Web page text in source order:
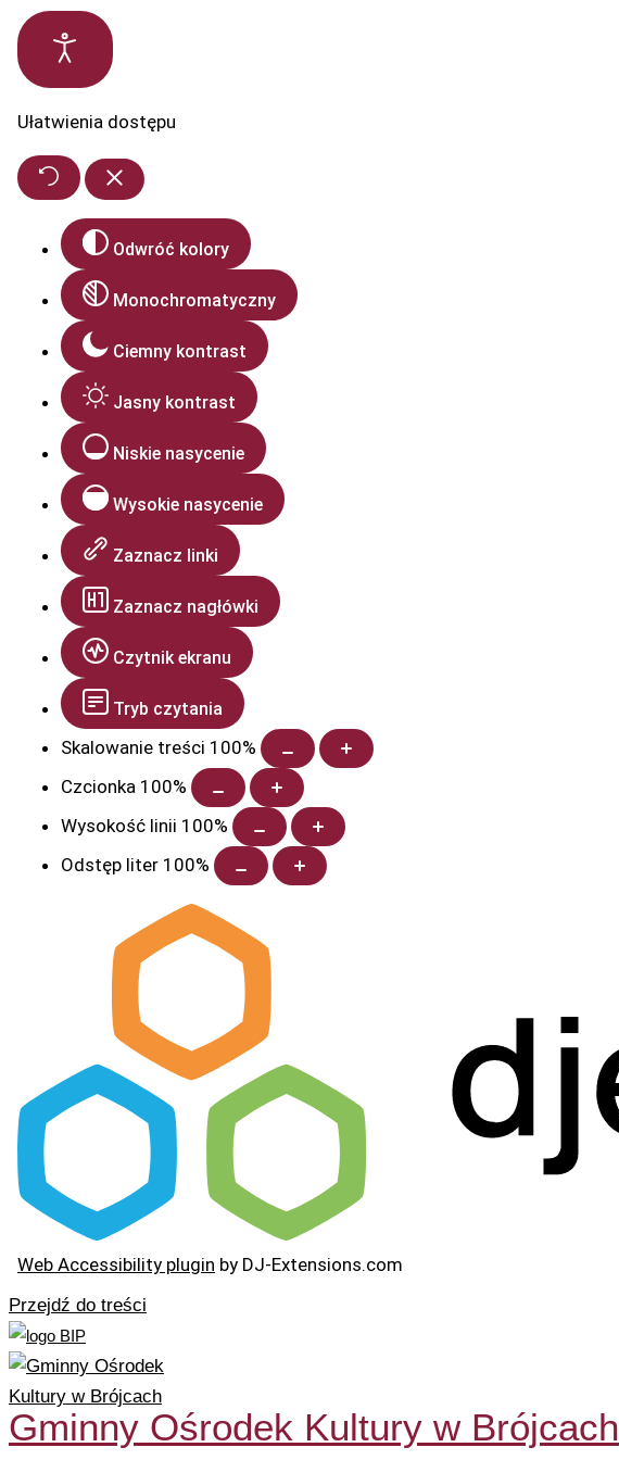
Ułatwienia dostępu
Odwróć kolory
Monochromatyczny
Ciemny kontrast
Jasny kontrast
Niskie nasycenie
Wysokie nasycenie
Zaznacz linki
Zaznacz nagłówki
Czytnik ekranu
Tryb czytania
Skalowanie treści 100%
Czcionka 100%
Wysokość linii 100%
Odstęp liter 100%
Web Accessibility plugin by DJ-Extensions.com
Przejdź do treści
Gminny Ośrodek Kultury w Brójcach